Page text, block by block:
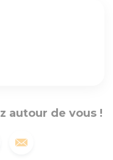
autour de vous !